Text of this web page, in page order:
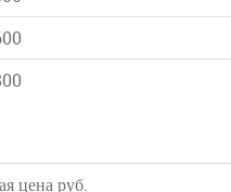
цена руб.